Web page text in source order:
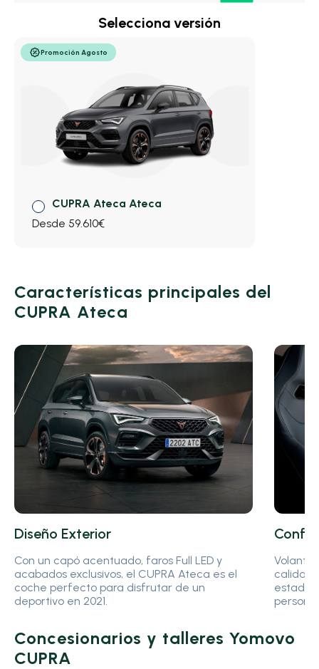
Selecciona versión
Promoción Agosto
CUPRA Ateca Ateca
Desde 59.610€
Características principales del
CUPRA Ateca
Diseño Exterior
Con un capó acentuado, faros Full LED y
acabados exclusivos, el CUPRA Ateca es el
coche perfecto para disfrutar de un
deportivo en 2021.
Volante
calidad,
estado
Concesionarios y talleres Yomovo
CUPRA